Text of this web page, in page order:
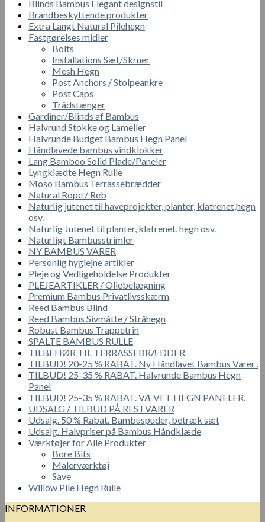
Blinds Bambus Elegant designstil
Brandbeskyttende produkter
Extra Langt Natural Pilehegn
Fastgørelses midler
Bolts
Installations Sæt/Skruer
Mesh Hegn
Post Anchors / Stolpeankre
Post Caps
Trådstænger
Gardiner/Blinds af Bambus
Halvrund Stokke og Lameller
Halvrunde Budget Bambus Hegn Panel
Håndlavede bambus vindklokker
Lang Bamboo Solid Plade/Paneler
Lyngklædte Hegn Rulle
Moso Bambus Terrassebrædder
Natural Rope / Reb
Naturlig jutenet til haveprojekter, planter, klatrenet,hegn
osv.
Naturlig Jutenet til planter, klatrenet, hegn osv.
Naturligt Bambusstrimler
NY BAMBUS VARER
Personlig hygiejne artikler
Pleje og Vedligeholdelse Produkter
PLEJEARTIKLER / Oliebelægning
Premium Bambus Privatlivsskærm
Reed Bambus Blind
Reed Bambus Sivmåtte / Stråhegn
Robust Bambus Trappetrin
SPALTE BAMBUS RULLE
TILBEHØR TIL TERRASSEBRÆDDER
TILBUD! 20-25 % RABAT. Ny Håndlavet Bambus Varer .
TILBUD! 25-35 % RABAT. Halvrunde Bambus Hegn
Panel
TILBUD! 25-35 % RABAT. VÆVET HEGN PANELER.
UDSALG / TILBUD PÅ RESTVARER
Udsalg. 50 % Rabat. Bambuspuder, betræk sæt
Udsalg. Halvpriser på Bambus Håndklæde
Værktøjer for Alle Produkter
Bore Bits
Malerværktøj
Save
Willow Pile Hegn Rulle
INFORMATIONER